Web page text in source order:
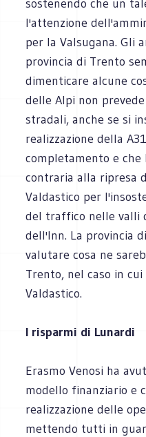
sostenendo che un
l'attenzione
per la Valsugana. Gli
provincia di Trento
dimenticare alcune
delle Alpi non
stradali, anche se si
realizzazione della
completamento e che
contraria alla ripresa
Valdastico per
del traffico nelle valli
dell'Inn. La provincia
valutare cosa ne
Trento, nel caso in
Valdastico.
I risparmi di Lunardi
Erasmo Venosi ha
modello finanziario e
realizzazione delle
mettendo tutti in